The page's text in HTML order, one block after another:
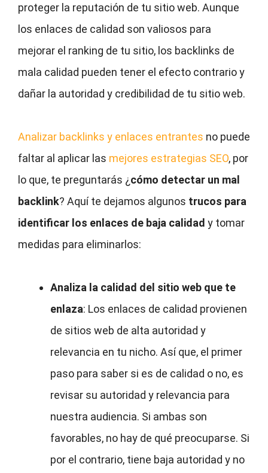
proteger la reputación de tu sitio web. Aunque
los enlaces de calidad son valiosos para
mejorar el ranking de tu sitio, los backlinks de
mala calidad pueden tener el efecto contrario y
dañar la autoridad y credibilidad de tu sitio web.
Analizar backlinks y enlaces entrantes no puede
faltar al aplicar las mejores estrategias SEO, por
lo que, te preguntarás ¿cómo detectar un mal
backlink? Aquí te dejamos algunos trucos para
identificar los enlaces de baja calidad y tomar
medidas para eliminarlos:
Analiza la calidad del sitio web que te
enlaza: Los enlaces de calidad provienen
de sitios web de alta autoridad y
relevancia en tu nicho. Así que, el primer
paso para saber si es de calidad o no, es
revisar su autoridad y relevancia para
nuestra audiencia. Si ambas son
favorables, no hay de qué preocuparse. Si
por el contrario, tiene baja autoridad y no